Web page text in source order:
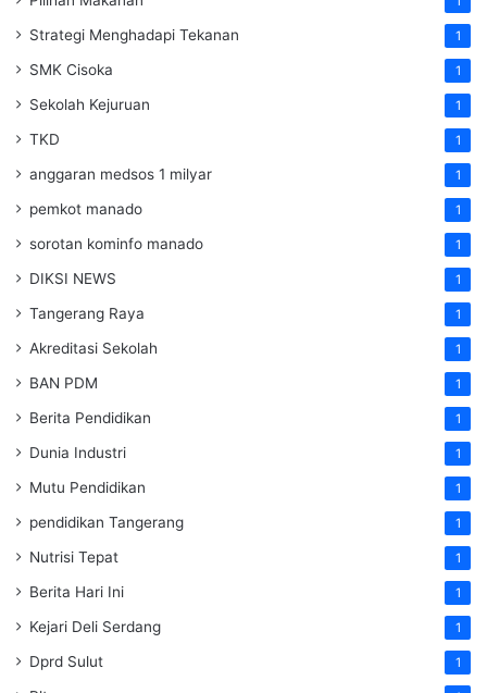
Strategi Menghadapi Tekanan 1
SMK Cisoka 1
Sekolah Kejuruan 1
TKD 1
anggaran medsos 1 milyar 1
pemkot manado 1
sorotan kominfo manado 1
DIKSI NEWS 1
Tangerang Raya 1
Akreditasi Sekolah 1
BAN PDM 1
Berita Pendidikan 1
Dunia Industri 1
Mutu Pendidikan 1
pendidikan Tangerang 1
Nutrisi Tepat 1
Berita Hari Ini 1
Kejari Deli Serdang 1
Dprd Sulut 1